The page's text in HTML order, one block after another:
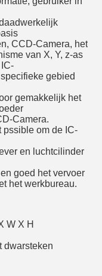
CCD-Camera, het
van X, Y, z-as
gebied
gemakkelijk het
Camera.
pssible om de IC-
en luchtcilinder
goed het vervoer
het werkbureau.
W X H
dwarsteken